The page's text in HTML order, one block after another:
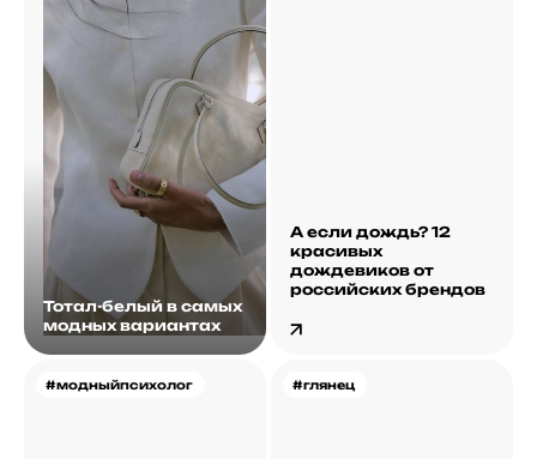
Тотал-белый в самых
модных вариантах
А если дождь? 12
красивых
дождевиков от
российских брендов
#модныйпсихолог #глянец